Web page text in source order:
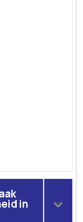
in